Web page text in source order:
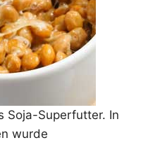
Soja-Superfutter. In
wurde